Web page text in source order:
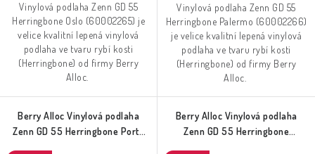
Vinylová podlaha Zenn GD 55
Herringbone Oslo (60002265) je
velice kvalitní lepená vinylová
podlaha ve tvaru rybí kosti
(Herringbone) od firmy Berry
Alloc.
Vinylová podlaha Zenn GD 55
Herringbone Palermo (60002266)
je velice kvalitní lepená vinylová
podlaha ve tvaru rybí kosti
(Herringbone) od firmy Berry
Alloc.
Berry Alloc Vinylová podlaha
Zenn GD 55 Herringbone Porto
Berry Alloc Vinylová podlaha
Zenn GD 55 Herringbone